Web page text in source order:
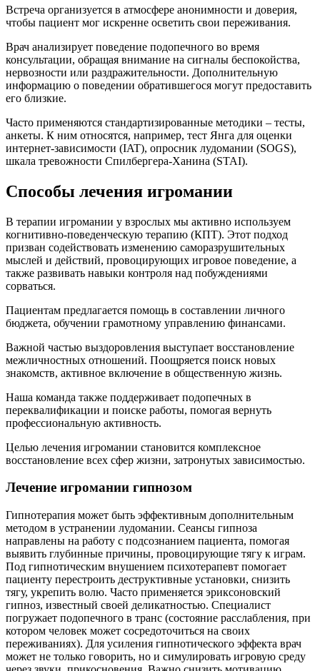
Встреча организуется в атмосфере анонимности и доверия,
чтобы пациент мог искренне осветить свои переживания.
Врач анализирует поведение подопечного во время
консультации, обращая внимание на сигналы беспокойства,
нервозности или раздражительности. Дополнительную
информацию о поведении обратившегося могут предоставить
его близкие.
Часто применяются стандартизированные методики – тесты,
анкеты. К ним относятся, например, тест Янга для оценки
интернет-зависимости (IAT), опросник лудомании (SOGS),
шкала тревожности Спилбергера-Ханина (STAI).
Способы лечения игромании
В терапии игромании у взрослых мы активно используем
когнитивно-поведенческую терапию (КПТ). Этот подход
призван содействовать изменению саморазрушительных
мыслей и действий, провоцирующих игровое поведение, а
также развивать навыки контроля над побуждениями
сорваться.
Пациентам предлагается помощь в составлении личного
бюджета, обучении грамотному управлению финансами.
Важной частью выздоровления выступает восстановление
межличностных отношений. Поощряется поиск новых
знакомств, активное включение в общественную жизнь.
Наша команда также поддерживает подопечных в
переквалификации и поиске работы, помогая вернуть
профессиональную активность.
Целью лечения игромании становится комплексное
восстановление всех сфер жизни, затронутых зависимостью.
Лечение игромании гипнозом
Гипнотерапия может быть эффективным дополнительным
методом в устранении лудомании. Сеансы гипноза
направлены на работу с подсознанием пациента, помогая
выявить глубинные причины, провоцирующие тягу к играм.
Под гипнотическим внушением психотерапевт помогает
пациенту перестроить деструктивные установки, снизить
тягу, укрепить волю. Часто применяется эриксоновский
гипноз, известный своей деликатностью. Специалист
погружает подопечного в транс (состояние расслабления, при
котором человек может сосредоточиться на своих
переживаниях). Для усиления гипнотического эффекта врач
может не только говорить, но и симулировать игровую среду